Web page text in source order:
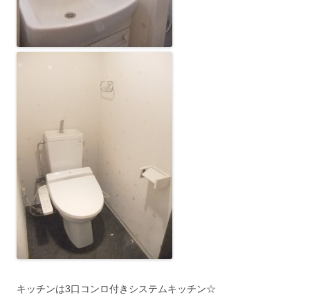
キッチンは3口コンロ付きシステムキッチン☆